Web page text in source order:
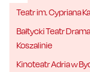
Teatr im. Cypriana
Bałtycki Teatr
Koszalinie
Kinoteatr Adria w